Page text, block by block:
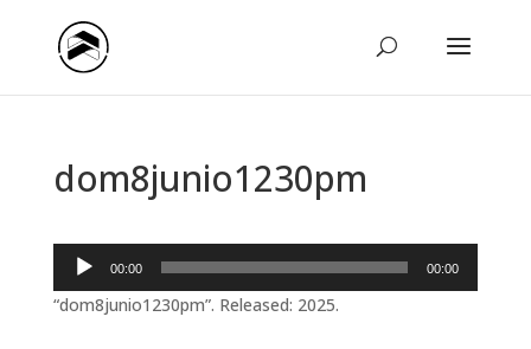
dom8junio1230pm
Reproductor
audio
00:00 00:00
“dom8junio1230pm”. Released: 2025.